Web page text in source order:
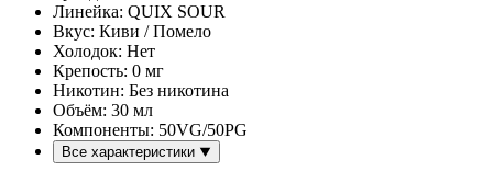
Линейка: QUIX SOUR
Вкус: Киви / Помело
Холодок: Нет
Крепость: 0 мг
Никотин: Без никотина
Объём: 30 мл
Компоненты: 50VG/50PG
Все характеристики